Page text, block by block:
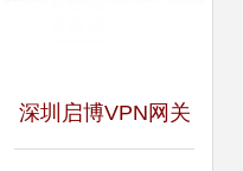
深圳启博VPN网关